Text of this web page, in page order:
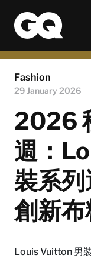
Fashion
29 January 2026
2026
週：
裝系
創新
Louis Vuitton 男